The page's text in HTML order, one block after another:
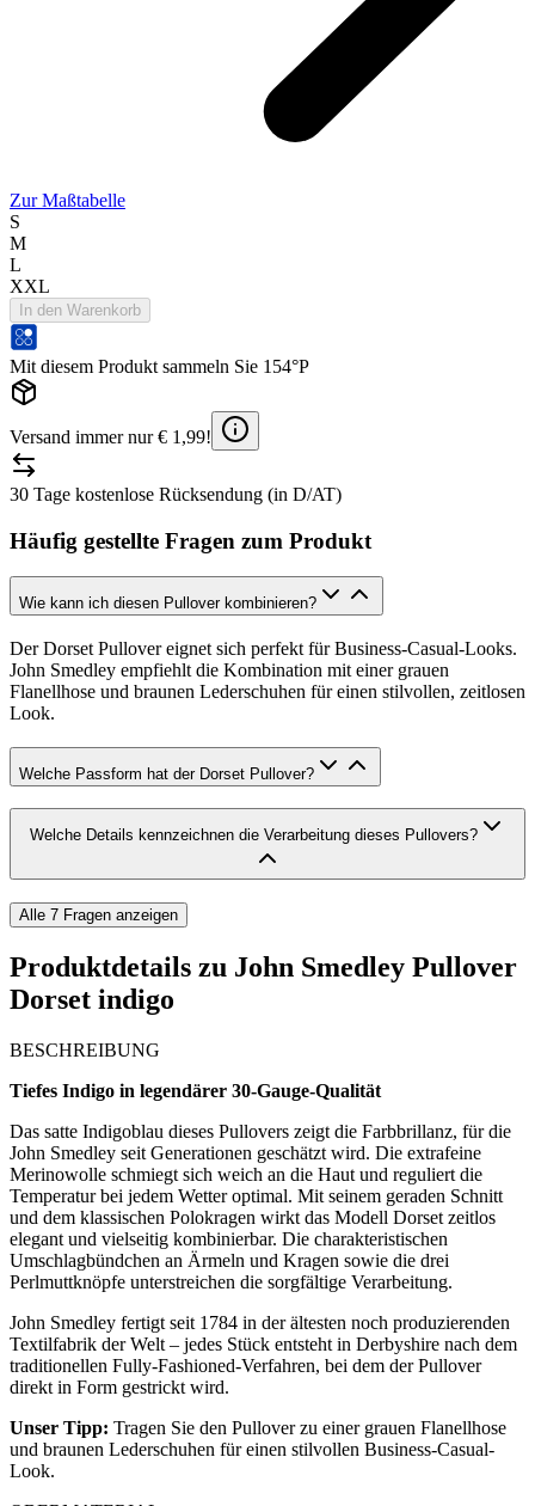
Zur Maßtabelle
S
M
L
XXL
In den Warenkorb
Mit diesem Produkt sammeln Sie 154°P
Versand immer nur € 1,99!
30 Tage kostenlose Rücksendung (in D/AT)
Häufig gestellte Fragen zum Produkt
Wie kann ich diesen Pullover kombinieren?
Der Dorset Pullover eignet sich perfekt für Business-Casual-Looks.
John Smedley empfiehlt die Kombination mit einer grauen
Flanellhose und braunen Lederschuhen für einen stilvollen, zeitlosen
Look.
Welche Passform hat der Dorset Pullover?
Welche Details kennzeichnen die Verarbeitung dieses Pullovers?
Alle 7 Fragen anzeigen
Produktdetails zu John Smedley Pullover
Dorset indigo
BESCHREIBUNG
Tiefes Indigo in legendärer 30-Gauge-Qualität
Das satte Indigoblau dieses Pullovers zeigt die Farbbrillanz, für die
John Smedley seit Generationen geschätzt wird. Die extrafeine
Merinowolle schmiegt sich weich an die Haut und reguliert die
Temperatur bei jedem Wetter optimal. Mit seinem geraden Schnitt
und dem klassischen Polokragen wirkt das Modell Dorset zeitlos
elegant und vielseitig kombinierbar. Die charakteristischen
Umschlagbündchen an Ärmeln und Kragen sowie die drei
Perlmuttknöpfe unterstreichen die sorgfältige Verarbeitung.
John Smedley fertigt seit 1784 in der ältesten noch produzierenden
Textilfabrik der Welt – jedes Stück entsteht in Derbyshire nach dem
traditionellen Fully-Fashioned-Verfahren, bei dem der Pullover
direkt in Form gestrickt wird.
Unser Tipp: Tragen Sie den Pullover zu einer grauen Flanellhose
und braunen Lederschuhen für einen stilvollen Business-Casual-
Look.